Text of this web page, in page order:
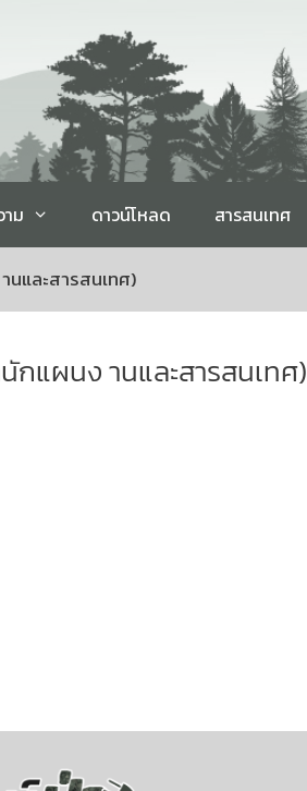
ม ดาวน์โหลด สารสนเทศ
นและสารสนเทศ)
กแผนง านและสารสนเทศ)